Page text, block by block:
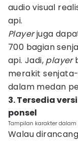
audio visual
api.
Playerjuga
700 bagian
api. Jadi, player
merakit
dalam medan
3. Tersedia
ponsel
Tampilan karakter dalam
Walau